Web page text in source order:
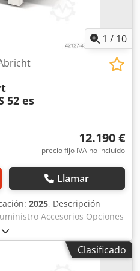
1 / 10
52 es
12.190 €
precio fijo IVA no incluído
Llamar
2025, Descripción
Accesorios Opciones
y carpinteros
especialmente largas,
facilitan el ajuste de las
trabajo están fabricadas
Clasificado